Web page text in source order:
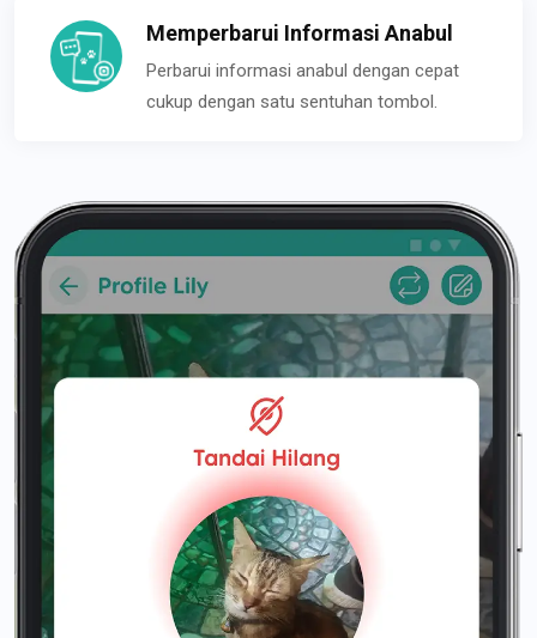
Memperbarui Informasi Anabul
Perbarui informasi anabul dengan cepat
cukup dengan satu sentuhan tombol.